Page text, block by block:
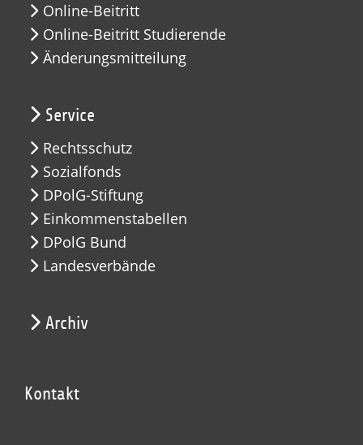
Online-Beitritt
Online-Beitritt Studierende
Änderungsmitteilung
Service
Rechtsschutz
Sozialfonds
DPolG-Stiftung
Einkommenstabellen
DPolG Bund
Landesverbände
Archiv
Kontakt